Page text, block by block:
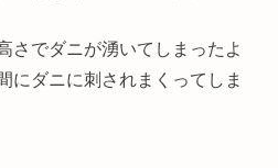
さでダニが湧いてしまったよ
にダニに刺されまくってしま